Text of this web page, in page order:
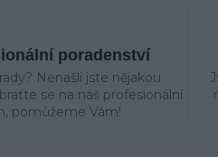
poradenství
Nenašli jste nějakou
se na náš profesionální
pomůžeme Vám!